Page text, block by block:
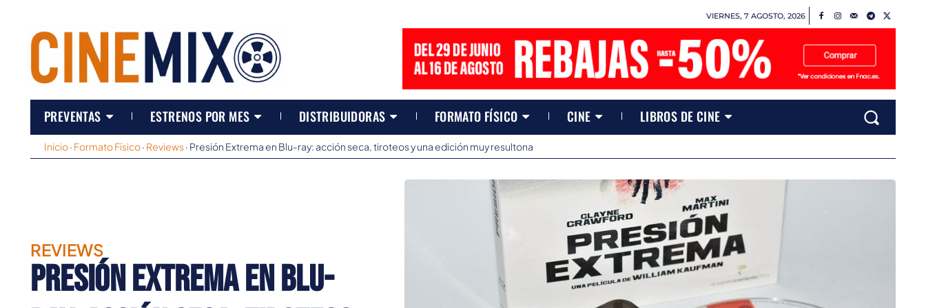
VIERNES, 7 AGOSTO, 2026
PREVENTAS ESTRENOS POR MES DISTRIBUIDORAS FORMATO FÍSICO CINE LIBROS DE CINE
Inicio· Formato Físico· Reviews· Presión Extrema en Blu-ray: acción seca, tiroteos y una edición muy resultona
REVIEWS
Presión Extrema en Blu-